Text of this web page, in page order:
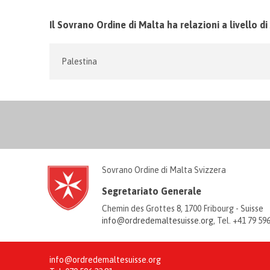
Il Sovrano Ordine di Malta ha relazioni a livello
Palestina
Sovrano Ordine di Malta Svizzera
Segretariato Generale
Chemin des Grottes 8, 1700 Fribourg - Suisse
info@ordredemaltesuisse.org, Tel. +41 79
info@ordredemaltesuisse.org